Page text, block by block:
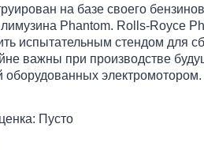
на базе своего
Phantom. Rolls-Royce
испытательным стендом для
важны при производстве
электромотором.
Пусто